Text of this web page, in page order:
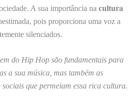
A sua importância na cultura
pois proporciona uma voz a
silenciados.
do Hip Hop são fundamentais para
a sua música, mas também as
sociais que permeiam essa rica cultura.